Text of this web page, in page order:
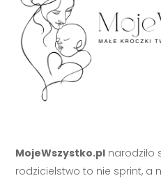
MojeWszystko.pl narodziło
rodzicielstwo to nie sprint, a